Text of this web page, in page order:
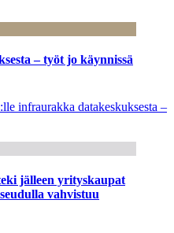
– työt jo käynnissä
infraurakka datakeskuksesta –
jälleen yrityskaupat
vahvistuu